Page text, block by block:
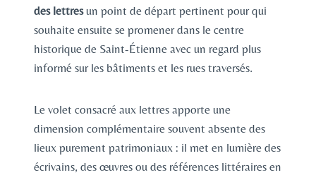
des lettresun point de départ pertinent pour qui
souhaite ensuite se promener dans le centre
historique de Saint-Étienne avec un regard plus
informé sur les bâtiments et les rues traversés.
Le volet consacré aux lettres apporte une
dimension complémentaire souvent absente des
lieux purement patrimoniaux : il met en lumière des
écrivains, des œuvres ou des références littéraires en